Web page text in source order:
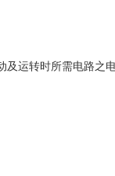
运转时所需电路之